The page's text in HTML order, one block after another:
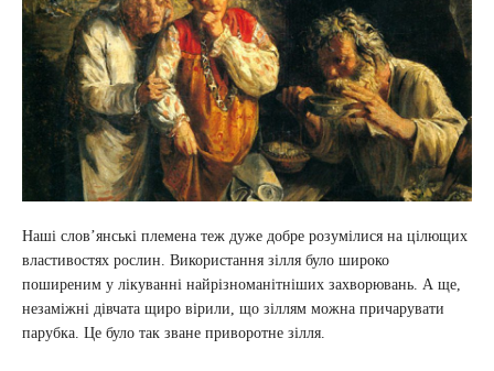
Наші слов’янські племена теж дуже добре розумілися на цілющих
властивостях рослин. Використання зілля було широко
поширеним у лікуванні найрізноманітніших захворювань. А ще,
незаміжні дівчата щиро вірили, що зіллям можна причарувати
парубка. Це було так зване приворотне зілля.